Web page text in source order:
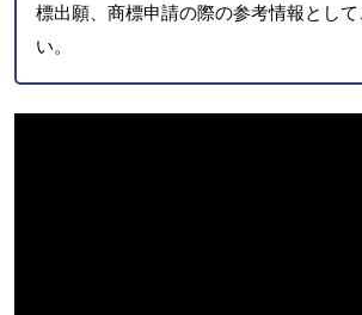
標出願、商標申請の際の参考情報として
い。